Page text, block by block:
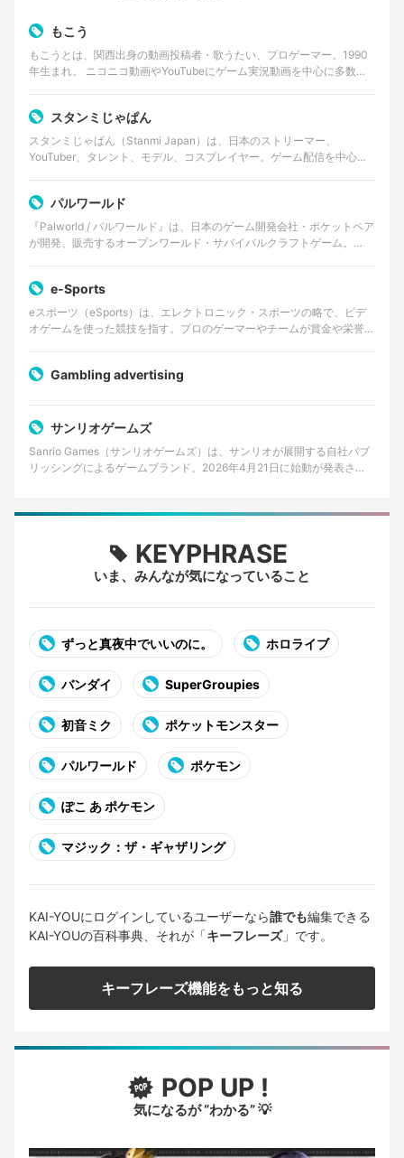
もこう
もこうとは、関西出身の動画投稿者・歌うたい、プロゲーマー。1990
年生まれ。 ニコニコ動画やYouTubeにゲーム実況動画を中心に多数の
スタンミじゃぱん
スタンミじゃぱん（Stanmi Japan）は、日本のストリーマー、
YouTuber、タレント、モデル、コスプレイヤー。ゲーム配信を中心に
パルワールド
『Palworld / パルワールド』は、日本のゲーム開発会社・ポケットペア
が開発、販売するオープンワールド・サバイバルクラフトゲーム。
e-Sports
eスポーツ（eSports）は、エレクトロニック・スポーツの略で、ビデ
オゲームを使った競技を指す。プロのゲーマーやチームが賞金や栄誉を
Gambling advertising
サンリオゲームズ
Sanrio Games（サンリオゲームズ）は、サンリオが展開する自社パブ
リッシングによるゲームブランド。2026年4月21日に始動が発表さ
KEYPHRASE
いま、みんなが気になっていること
ずっと真夜中でいいのに。 ホロライブ
バンダイ SuperGroupies
初音ミク ポケットモンスター
パルワールド ポケモン
ぽこ あ ポケモン
マジック：ザ・ギャザリング
KAI-YOUにログインしているユーザーなら誰でも編集できる
KAI-YOUの百科事典、それが「キーフレーズ」です。
キーフレーズ機能をもっと知る
POP UP !
気になるが “わかる” 💡